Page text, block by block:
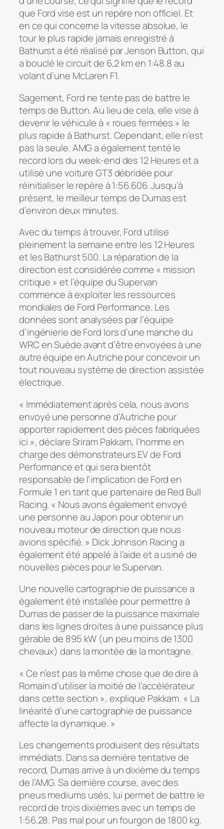
que Ford vise est un repère non officiel. Et
en ce qui concerne la vitesse absolue, le
tour le plus rapide jamais enregistré à
Bathurst a été réalisé par Jenson Button, qui
a bouclé le circuit de 6,2 km en 1:48.8 au
volant d’une McLaren F1.
Sagement, Ford ne tente pas de battre le
temps de Button. Au lieu de cela, elle vise à
devenir le véhicule à « roues fermées » le
plus rapide à Bathurst. Cependant, elle n’est
pas la seule. AMG a également tenté le
record lors du week-end des 12 Heures et a
utilisé une voiture GT3 débridée pour
réinitialiser le repère à 1:56.606. Jusqu’à
présent, le meilleur temps de Dumas est
d’environ deux minutes.
Avec du temps à trouver, Ford utilise
pleinement la semaine entre les 12 Heures
et les Bathurst 500. La réparation de la
direction est considérée comme « mission
critique » et l’équipe du Supervan
commence à exploiter les ressources
mondiales de Ford Performance. Les
données sont analysées par l’équipe
d’ingénierie de Ford lors d’une manche du
WRC en Suède avant d’être envoyées à une
autre équipe en Autriche pour concevoir un
tout nouveau système de direction assistée
électrique.
« Immédiatement après cela, nous avons
envoyé une personne d’Autriche pour
apporter rapidement des pièces fabriquées
ici », déclare Sriram Pakkam, l’homme en
charge des démonstrateurs EV de Ford
Performance et qui sera bientôt
responsable de l’implication de Ford en
Formule 1 en tant que partenaire de Red Bull
Racing. « Nous avons également envoyé
une personne au Japon pour obtenir un
nouveau moteur de direction que nous
avions spécifié. » Dick Johnson Racing a
également été appelé à l’aide et a usiné de
nouvelles pièces pour le Supervan.
Une nouvelle cartographie de puissance a
également été installée pour permettre à
Dumas de passer de la puissance maximale
dans les lignes droites à une puissance plus
gérable de 895 kW (un peu moins de 1300
chevaux) dans la montée de la montagne.
« Ce n’est pas la même chose que de dire à
Romain d’utiliser la moitié de l’accélérateur
dans cette section », explique Pakkam. « La
linéarité d’une cartographie de puissance
affecte la dynamique. »
Les changements produisent des résultats
immédiats. Dans sa dernière tentative de
record, Dumas arrive à un dixième du temps
de l’AMG. Sa dernière course, avec des
pneus mediums usés, lui permet de battre le
record de trois dixièmes avec un temps de
1:56.28. Pas mal pour un fourgon de 1800 kg.